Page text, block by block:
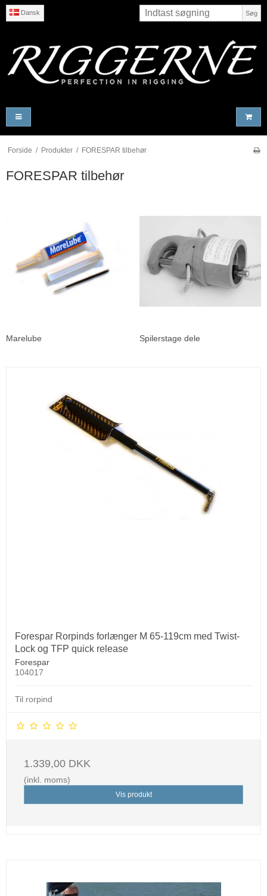
Dansk Søg
Forside / Produkter / FORESPAR tilbehør
FORESPAR tilbehør
Marelube Spilerstage dele
Forespar Rorpinds forlænger M 65-119cm med Twist-
Lock og TFP quick release
Forespar
104017
Til rorpind
1.339,00 DKK
(inkl. moms)
Vis produkt